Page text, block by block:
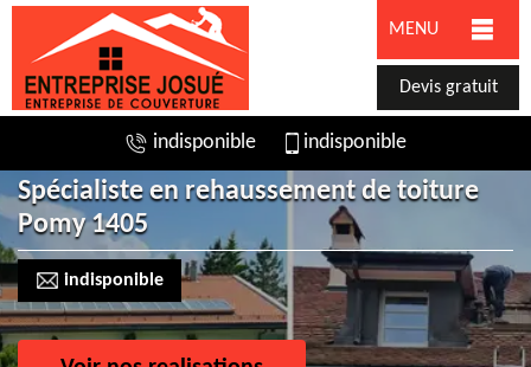
MENU
Devis gratuit
indisponible indisponible
Spécialiste en rehaussement de toiture
Pomy 1405
indisponible